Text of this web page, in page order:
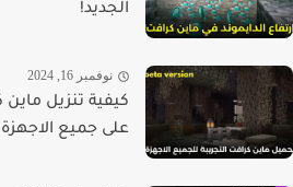
الجديد!
نوفمبر 16, 2024
كيفية تنزيل ماين
على جميع الاجهزة Minecraft...